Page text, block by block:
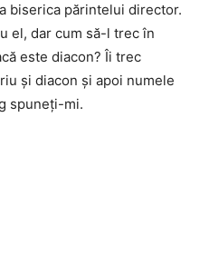
biserica părintelui director.
el, dar cum să-l trec în
este diacon? Îi trec
şi diacon şi apoi numele
spuneţi-mi.